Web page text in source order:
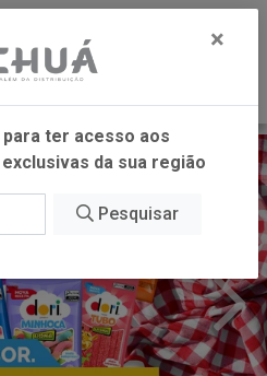
×
para ter acesso aos
da sua região
Pesquisar